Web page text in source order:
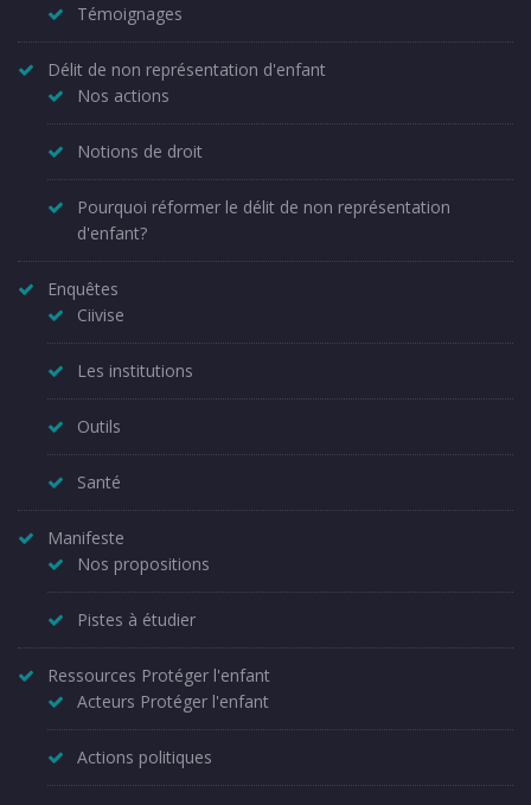
Témoignages
Délit de non représentation d'enfant
Nos actions
Notions de droit
Pourquoi réformer le délit de non représentation
d'enfant?
Enquêtes
Ciivise
Les institutions
Outils
Santé
Manifeste
Nos propositions
Pistes à étudier
Ressources Protéger l'enfant
Acteurs Protéger l'enfant
Actions politiques